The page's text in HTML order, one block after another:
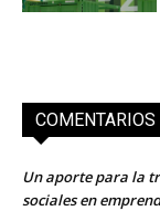
COMENTARIOS
Un aporte para la
sociales en